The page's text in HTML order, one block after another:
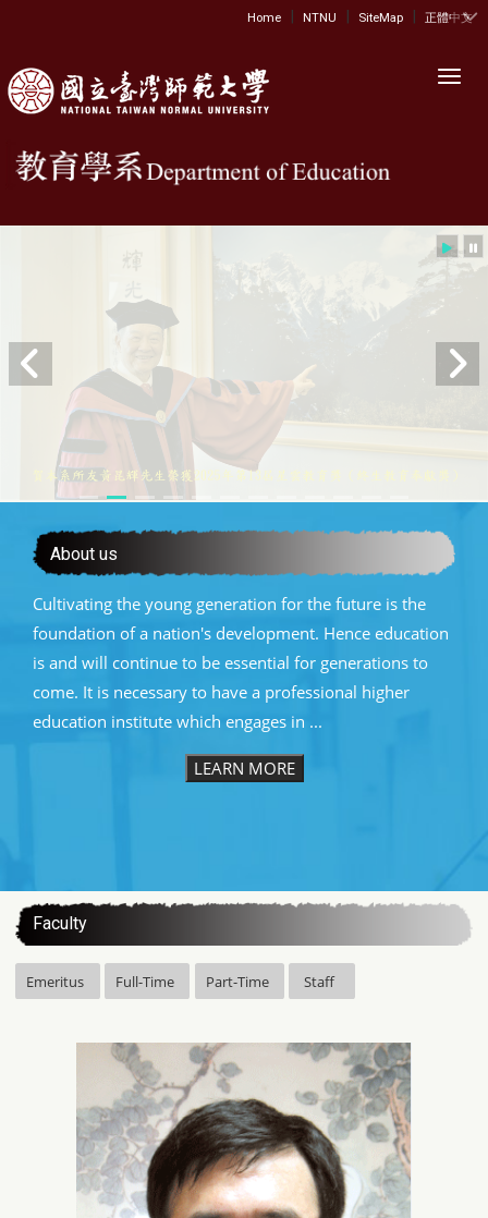
:::
Home | NTNU | SiteMap | 正體中文
About us
Cultivating the young generation for the future is the
foundation of a nation's development. Hence education
is and will continue to be essential for generations to
come. It is necessary to have a professional higher
education institute which engages in ...
LEARN MORE
Faculty
Emeritus Full-Time Part-Time Staff